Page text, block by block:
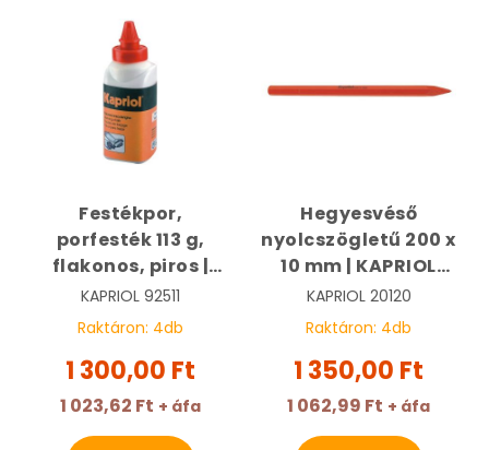
Festékpor,
porfesték 113 g,
flakonos, piros |
KAPRIOL 92511
KAPRIOL 92511
Raktáron: 4db
1 300,00 Ft
1 023,62 Ft + áfa
Hegyesvéső
nyolcszögletű 200 x
10 mm | KAPRIOL
20120
KAPRIOL 20120
Raktáron: 4db
1 350,00 Ft
1 062,99 Ft + áfa